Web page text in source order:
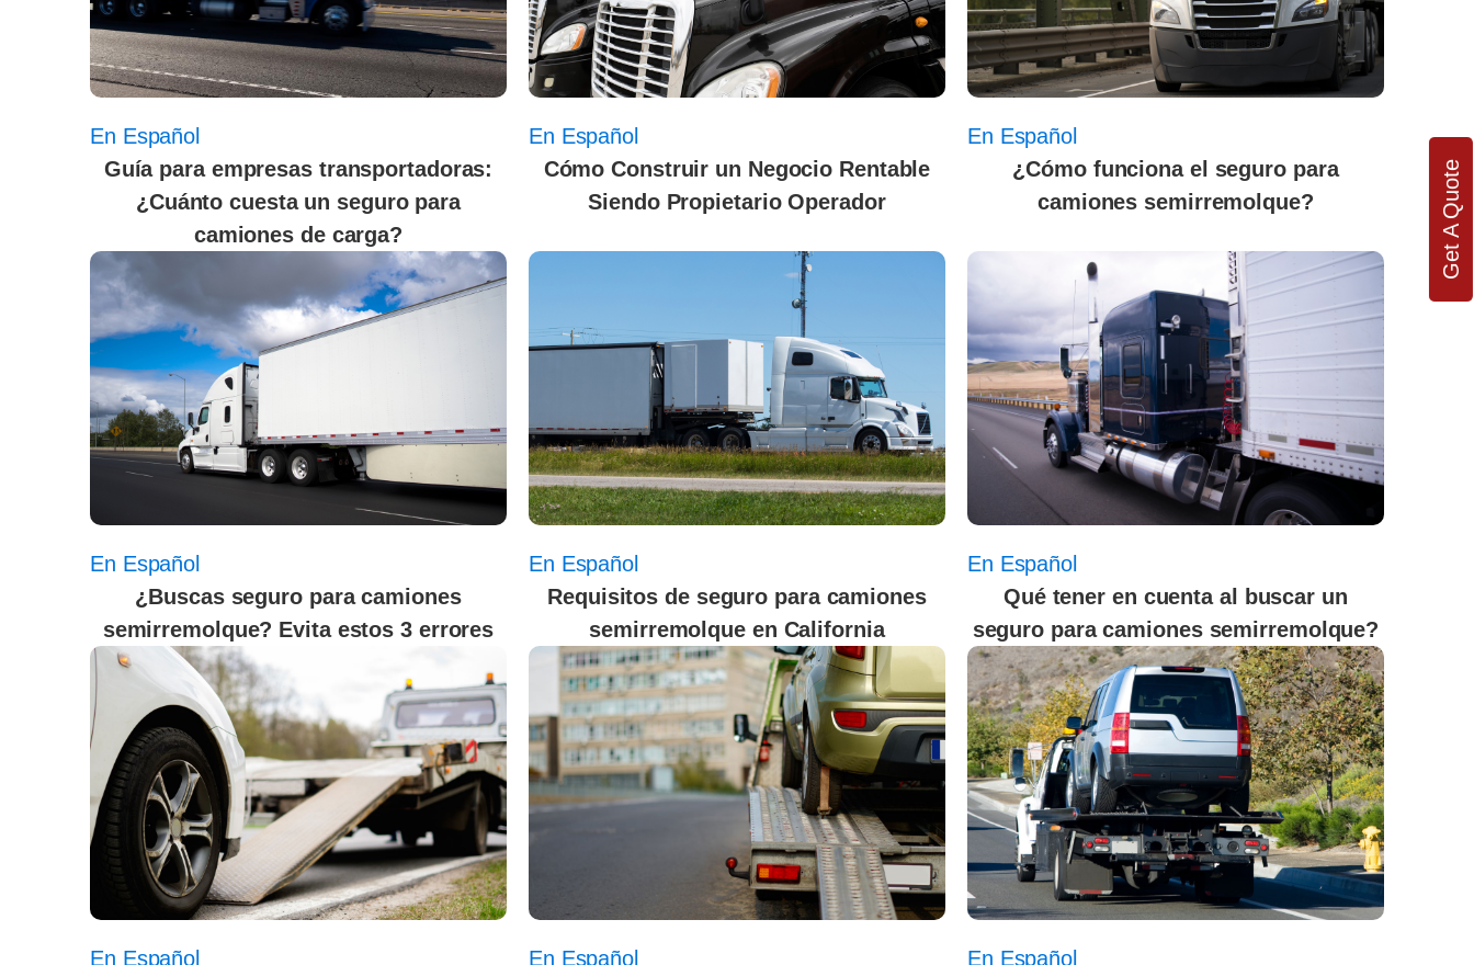
En Español
Guía para empresas transportadoras:
¿Cuánto cuesta un seguro para
camiones de carga?
En Español
Cómo Construir un Negocio Rentable
Siendo Propietario Operador
En Español
¿Cómo funciona el seguro para
camiones semirremolque?
En Español
¿Buscas seguro para camiones
semirremolque? Evita estos 3 errores
En Español
Requisitos de seguro para camiones
semirremolque en California
En Español
Qué tener en cuenta al buscar un
seguro para camiones semirremolque?
En Español
En Español
En Español
Get A Quote